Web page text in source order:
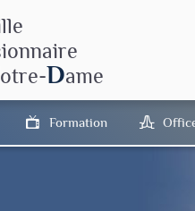
otre-Dame
Formation